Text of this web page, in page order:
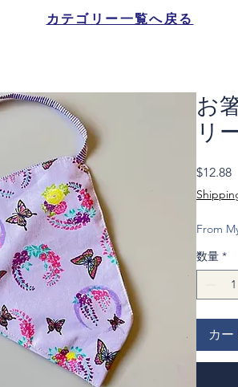
カテゴリー一覧へ戻る
お
リ
$12.88価
From
数量 *
カー